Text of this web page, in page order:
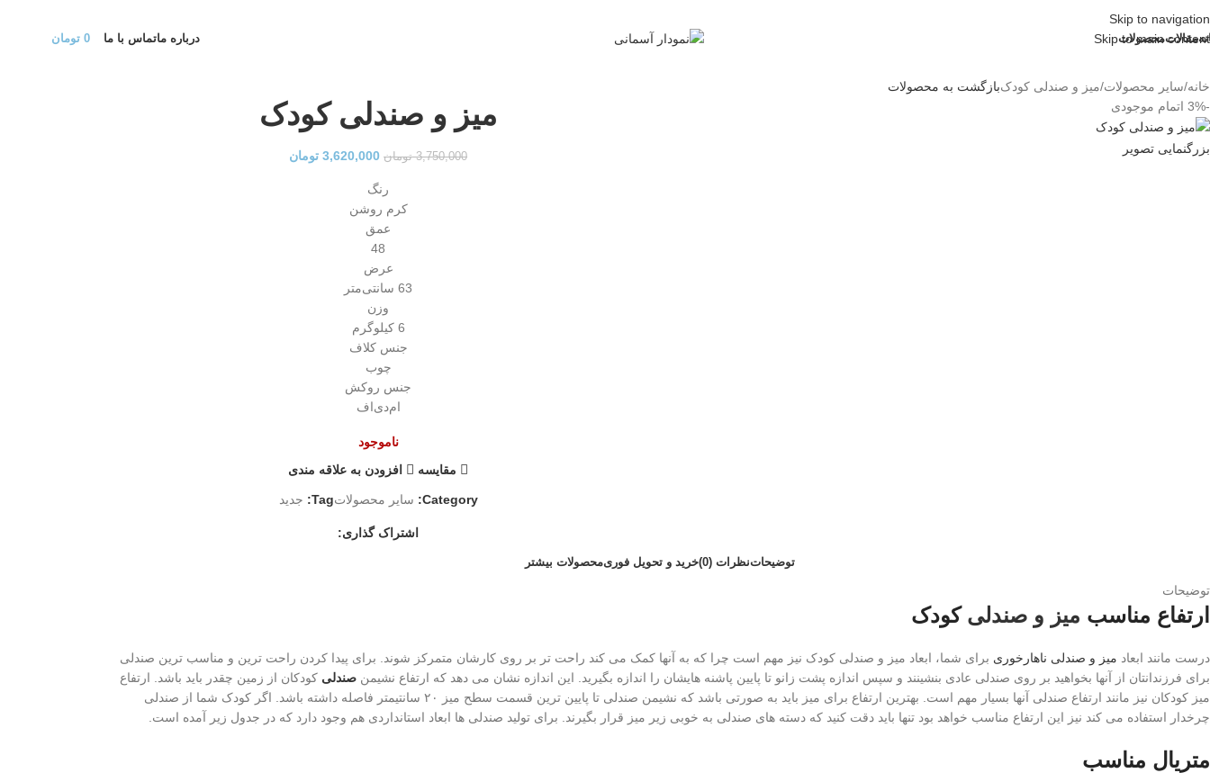
Skip to navigation
Skip to main content
مقالاتمحصولات درباره ماتماس با ما 0 تومان
خانه سایر محصولات میز و صندلی کودکبازگشت به محصولات
-3%
اتمام موجودی
بزرگنمایی تصویر
میز و صندلی کودک
3,750,000 تومان 3,620,000 تومان
رنگ
کرم روشن
عمق
48
عرض
63 سانتی‌متر
وزن
6 کیلوگرم
جنس کلاف
چوب
جنس روکش
ام‌دی‌اف
ناموجود
مقایسه
افزودن به علاقه مندی
Category: سایر محصولاتTag: جدید
اشتراک گذاری:
توضیحاتنظرات (0) خرید و تحویل فوریمحصولات بیشتر
توضیحات
ارتفاع مناسب میز و صندلی کودک
درست مانند ابعاد میز و صندلی ناهارخوری برای شما، ابعاد میز و صندلی کودک نیز مهم است چرا که به آنها کمک می کند راحت تر بر روی کارشان متمرکز شوند. برای پیدا کردن راحت ترین و مناسب ترین صندلی
برای فرزندانتان از آنها بخواهید بر روی صندلی عادی بنشینند و سپس اندازه پشت زانو تا پایین پاشنه هایشان را اندازه بگیرید. این اندازه نشان می دهد که ارتفاع نشیمن صندلی کودکان از زمین چقدر باید باشد. ارتفاع
میز کودکان نیز مانند ارتفاع صندلی آنها بسیار مهم است. بهترین ارتفاع برای میز باید به صورتی باشد که نشیمن صندلی تا پایین ترین قسمت سطح میز ۲۰ سانتیمتر فاصله داشته باشد. اگر کودک شما از صندلی
چرخدار استفاده می کند نیز این ارتفاع مناسب خواهد بود تنها باید دقت کنید که دسته های صندلی به خوبی زیر میز قرار بگیرند. برای تولید صندلی ها ابعاد استانداردی هم وجود دارد که در جدول زیر آمده است.
متریال مناسب